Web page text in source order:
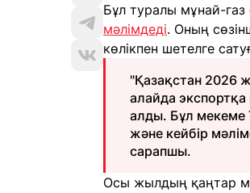
Бұл туралы мұнай-
мәлімдеді. Оның
көлікпен шетелге
"Қазақстан 2026
алайда
алды. Бұл мекеме
және кейбір
сарапшы.
Осы жылдың қаңтар